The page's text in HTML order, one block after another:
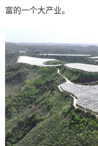
富的一个大产业。